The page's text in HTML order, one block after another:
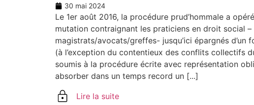
30 mai 2024
Le 1er août 2016, la procédure prud’hommale a
mutation contraignant les praticiens en droit social –
magistrats/avocats/greffes- jusqu’ici épargnés d’un
(à l’exception du contentieux des conflits collectifs
soumis à la procédure écrite avec représentation
absorber dans un temps record un [...]
Lire la suite